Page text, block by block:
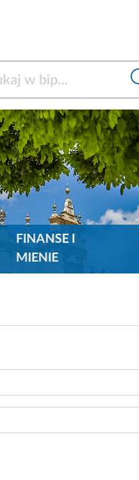
FINANSE I
MIENIE